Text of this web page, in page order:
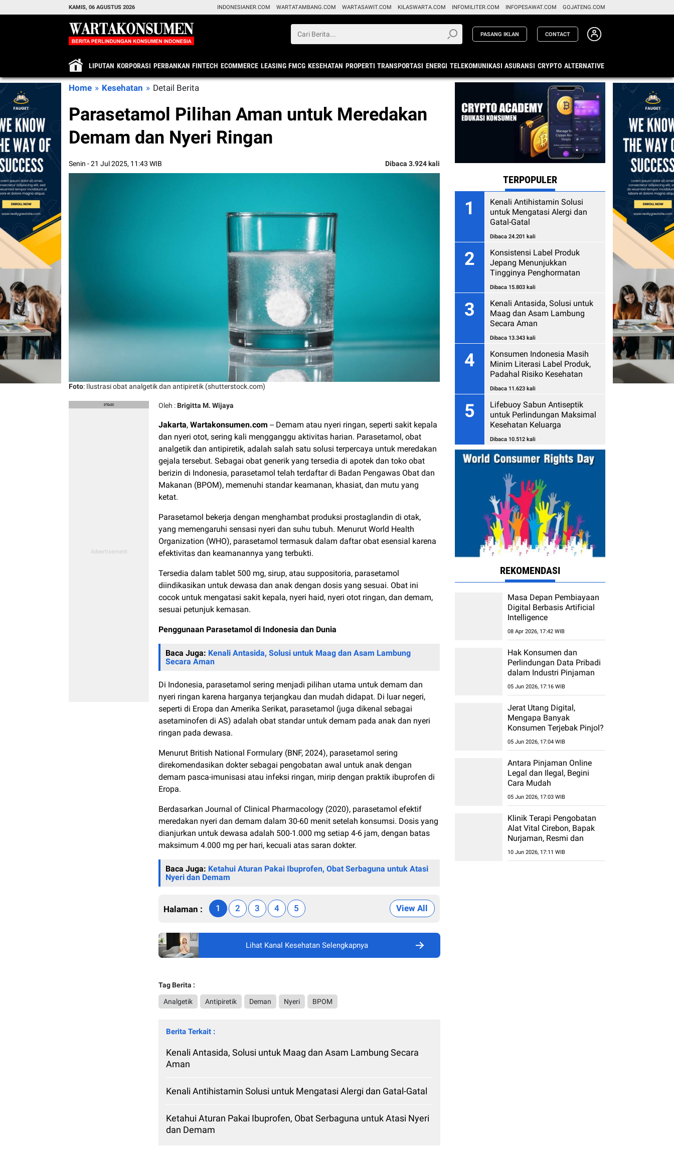
KAMIS, 06 AGUSTUS 2026 INDONESIANER.COM WARTATAMBANG.COM WARTASAWIT.COM KILASWARTA.COM INFOMILITER.COM INFOPESAWAT.COM GOJATENG.COM
PASANG IKLAN CONTACT
LIPUTAN KORPORASI PERBANKAN FINTECH ECOMMERCE LEASING FMCG KESEHATAN PROPERTI TRANSPORTASI ENERGI TELEKOMUNIKASI ASURANSI CRYPTO ALTERNATIVE
Home » Kesehatan » Detail Berita
Parasetamol Pilihan Aman untuk Meredakan
Demam dan Nyeri Ringan
Senin - 21 Jul 2025, 11:43 WIB Dibaca 3.924 kali
Foto: Ilustrasi obat analgetik dan antipiretik (shutterstock.com)
Oleh :Brigitta M. Wijaya
Jakarta,Wartakonsumen.com -- Demam atau nyeri ringan, seperti sakit kepala
dan nyeri otot, sering kali mengganggu aktivitas harian. Parasetamol, obat
analgetik dan antipiretik, adalah salah satu solusi terpercaya untuk meredakan
gejala tersebut. Sebagai obat generik yang tersedia di apotek dan toko obat
berizin di Indonesia, parasetamol telah terdaftar di Badan Pengawas Obat dan
Makanan (BPOM), memenuhi standar keamanan, khasiat, dan mutu yang
ketat.
Parasetamol bekerja dengan menghambat produksi prostaglandin di otak,
yang memengaruhi sensasi nyeri dan suhu tubuh. Menurut World Health
Organization (WHO), parasetamol termasuk dalam daftar obat esensial karena
efektivitas dan keamanannya yang terbukti.
Tersedia dalam tablet 500 mg, sirup, atau suppositoria, parasetamol
diindikasikan untuk dewasa dan anak dengan dosis yang sesuai. Obat ini
cocok untuk mengatasi sakit kepala, nyeri haid, nyeri otot ringan, dan demam,
sesuai petunjuk kemasan.
Penggunaan Parasetamol di Indonesia dan Dunia
Baca Juga: Kenali Antasida, Solusi untuk Maag dan Asam Lambung
Secara Aman
Di Indonesia, parasetamol sering menjadi pilihan utama untuk demam dan
nyeri ringan karena harganya terjangkau dan mudah didapat. Di luar negeri,
seperti di Eropa dan Amerika Serikat, parasetamol (juga dikenal sebagai
asetaminofen di AS) adalah obat standar untuk demam pada anak dan nyeri
ringan pada dewasa.
Menurut British National Formulary (BNF, 2024), parasetamol sering
direkomendasikan dokter sebagai pengobatan awal untuk anak dengan
demam pasca-imunisasi atau infeksi ringan, mirip dengan praktik ibuprofen di
Eropa.
Berdasarkan Journal of Clinical Pharmacology (2020), parasetamol efektif
meredakan nyeri dan demam dalam 30-60 menit setelah konsumsi. Dosis yang
dianjurkan untuk dewasa adalah 500-1.000 mg setiap 4-6 jam, dengan batas
maksimum 4.000 mg per hari, kecuali atas saran dokter.
Baca Juga: Ketahui Aturan Pakai Ibuprofen, Obat Serbaguna untuk Atasi
Nyeri dan Demam
Halaman : 1 2 3 4 5 View All
Lihat Kanal Kesehatan Selengkapnya
Tag Berita :
Analgetik Antipiretik Deman Nyeri BPOM
Berita Terkait :
Kenali Antasida, Solusi untuk Maag dan Asam Lambung Secara
Aman
Kenali Antihistamin Solusi untuk Mengatasi Alergi dan Gatal-Gatal
Ketahui Aturan Pakai Ibuprofen, Obat Serbaguna untuk Atasi Nyeri
dan Demam
TERPOPULER
1
Kenali Antihistamin Solusi
untuk Mengatasi Alergi dan
Gatal-Gatal
Dibaca 24.201 kali
2
Konsistensi Label Produk
Jepang Menunjukkan
Tingginya Penghormatan
kepada Konsumen
Dibaca 15.803 kali
3
Kenali Antasida, Solusi untuk
Maag dan Asam Lambung
Secara Aman
Dibaca 13.343 kali
4
Konsumen Indonesia Masih
Minim Literasi Label Produk,
Padahal Risiko Kesehatan
Mengintai
Dibaca 11.623 kali
5
Lifebuoy Sabun Antiseptik
untuk Perlindungan Maksimal
Kesehatan Keluarga
Dibaca 10.512 kali
REKOMENDASI
Masa Depan Pembiayaan
Digital Berbasis Artificial
Intelligence
08 Apr 2026, 17:42 WIB
Hak Konsumen dan
Perlindungan Data Pribadi
dalam Industri Pinjaman
Online (Fintech)
05 Jun 2026, 17:16 WIB
Jerat Utang Digital,
Mengapa Banyak
Konsumen Terjebak Pinjol?
05 Jun 2026, 17:04 WIB
Antara Pinjaman Online
Legal dan Ilegal, Begini
Cara Mudah
Membedakannya
05 Jun 2026, 17:03 WIB
Klinik Terapi Pengobatan
Alat Vital Cirebon, Bapak
Nurjaman, Resmi dan
Permanen Tanpa Efek
Samping
10 Jun 2026, 17:11 WIB